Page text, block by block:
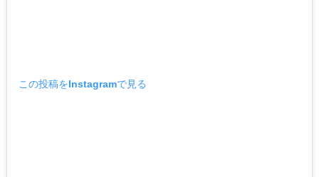
この投稿をInstagramで見る